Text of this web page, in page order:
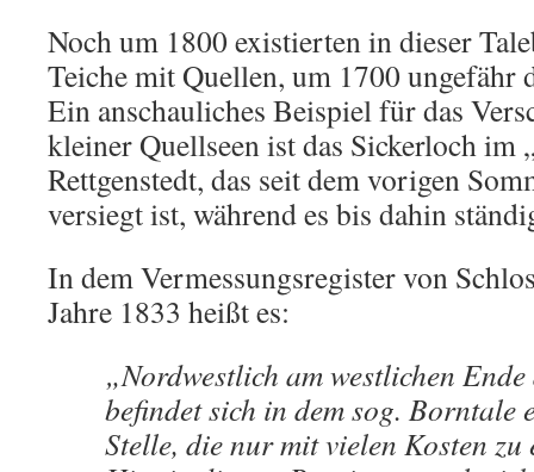
Noch um 1800 existierten in dieser
Teiche mit Quellen, um 1700 ungefähr
Ein anschauliches Beispiel für das
kleiner Quellseen ist das Sickerloch im
Rettgenstedt, das seit dem vorigen
versiegt ist, während es bis dahin
In dem Vermessungsregister von
Jahre 1833 heißt es:
„Nordwestlich am westlichen
befindet sich in dem sog. Borntale
Stelle, die nur mit vielen Kosten zu